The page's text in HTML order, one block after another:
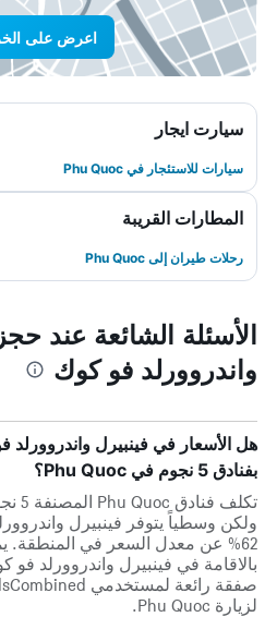
اعرض على
سيارت ايجار
سيارات للاستئجار في Phu Quoc
المطارات القريبة
رحلات طيران إلى Phu Quoc
الأسئلة الشائعة عند
واندروورلد فو كوك
هل الأسعار في فينبيرل واندروورلد
بفنادق 5 نجوم في Phu Quoc؟
ولكن وسطياً يتوفر فينبيرل
62% عن معدل السعر في المنطقة.
لزيارة Phu Quoc.